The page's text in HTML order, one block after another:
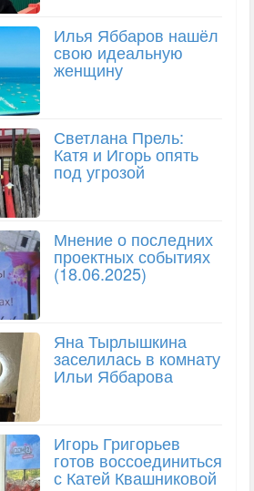
Илья Яббаров нашёл
свою идеальную
женщину
Светлана Прель:
Катя и Игорь опять
под угрозой
Мнение о последних
проектных событиях
(18.06.2025)
Яна Тырлышкина
заселилась в комнату
Ильи Яббарова
Игорь Григорьев
готов воссоединиться
с Катей Квашниковой